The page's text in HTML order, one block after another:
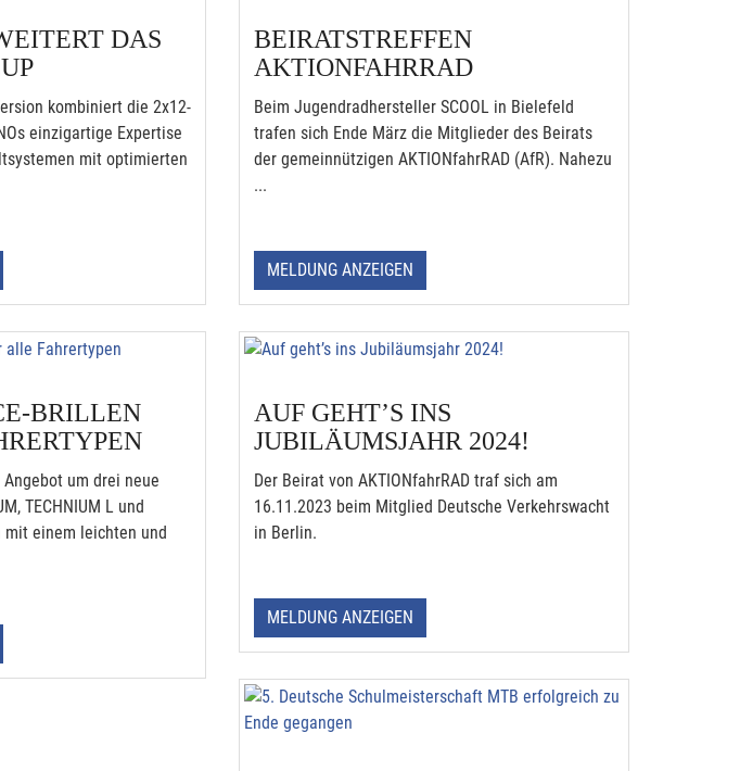
DAS
kombiniert die 2x12-
einzigartige Expertise
mit optimierten
BEIRATSTREFFEN
AKTIONFAHRRAD
Beim Jugendradhersteller SCOOL in Bielefeld
trafen sich Ende März die Mitglieder des Beirats
der gemeinnützigen AKTIONfahrRAD (AfR). Nahezu
...
MELDUNG ANZEIGEN
BRILLEN
um drei neue
TECHNIUM L und
mit einem leichten und
AUF GEHT’S INS
JUBILÄUMSJAHR 2024!
Der Beirat von AKTIONfahrRAD traf sich am
16.11.2023 beim Mitglied Deutsche Verkehrswacht
in Berlin.
MELDUNG ANZEIGEN